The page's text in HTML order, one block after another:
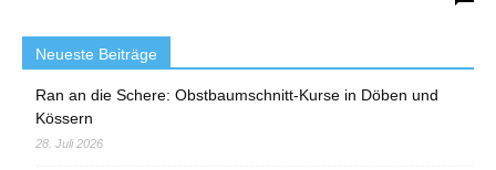
Neueste Beiträge
Ran an die Schere: Obstbaumschnitt-Kurse in Döben und
Kössern
28. Juli 2026